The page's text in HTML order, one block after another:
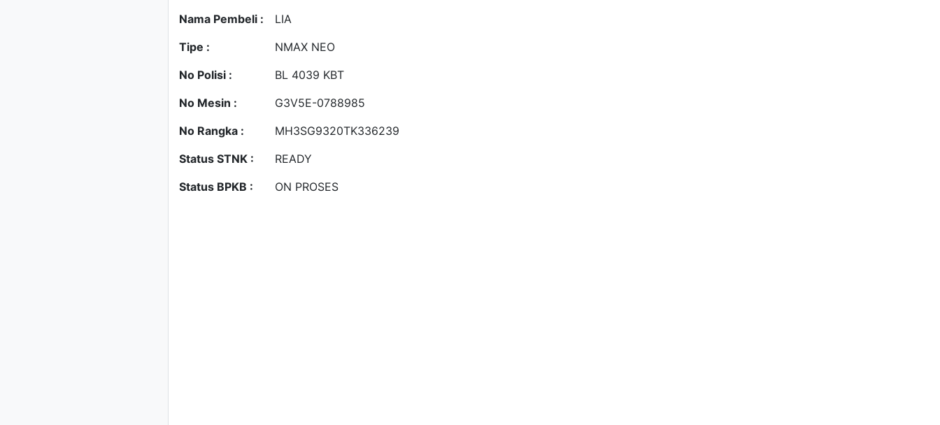
Nama Pembeli :
LIA
Tipe :
NMAX NEO
No Polisi :
BL 4039 KBT
No Mesin :
G3V5E-0788985
No Rangka :
MH3SG9320TK336239
Status STNK :
READY
Status BPKB :
ON PROSES